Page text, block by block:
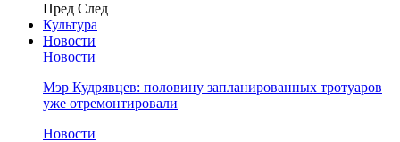
Пред След
Культура
Новости
Новости
Мэр Кудрявцев: половину запланированных тротуаров
уже отремонтировали
Новости